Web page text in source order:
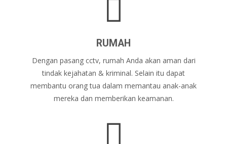
RUMAH
Dengan pasang cctv, rumah Anda akan aman dari
tindak kejahatan & kriminal. Selain itu dapat
membantu orang tua dalam memantau anak-anak
mereka dan memberikan keamanan.